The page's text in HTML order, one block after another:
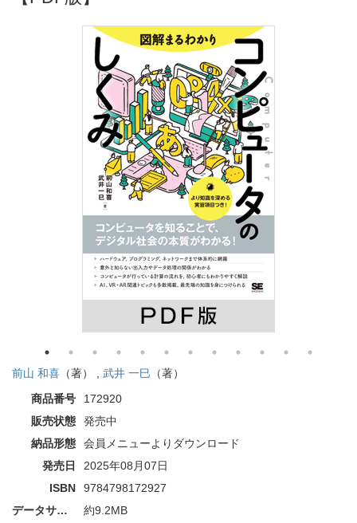
前山 和喜 （著） , 武井 一巳 （著）
商品番号
172920
販売状態
発売中
納品形態
会員メニューよりダウンロード
発売日
2025年08月07日
ISBN
9784798172927
データサイズ
約9.2MB